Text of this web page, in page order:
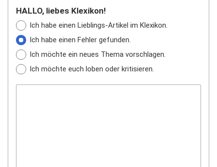
HALLO, liebes Klexikon!
Ich habe einen Lieblings-Artikel im Klexikon.
Ich habe einen Fehler gefunden.
Ich möchte ein neues Thema vorschlagen.
Ich möchte euch loben oder kritisieren.